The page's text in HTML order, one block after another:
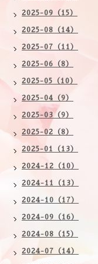
2025-09（15）
2025-08（14）
2025-07（11）
2025-06（8）
2025-05（10）
2025-04（9）
2025-03（9）
2025-02（8）
2025-01（13）
2024-12（10）
2024-11（13）
2024-10（17）
2024-09（16）
2024-08（15）
2024-07（14）